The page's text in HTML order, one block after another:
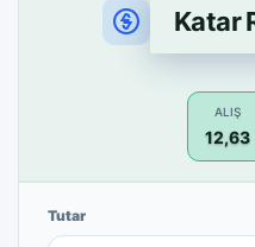
Katar
ALIŞ
12,63
Tutar